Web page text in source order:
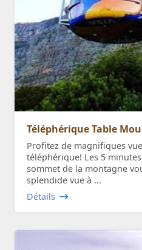
Téléphérique Table
Profitez de magnifiques
téléphérique! Les 5
sommet de la montagne
splendide vue à ...
Détails